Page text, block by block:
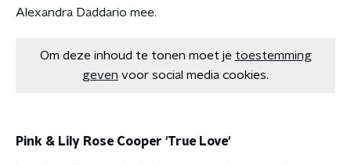
Alexandra Daddario mee.
Om deze inhoud te tonen moet je toestemming
geven voor social media cookies.
Pink & Lily Rose Cooper 'True Love'